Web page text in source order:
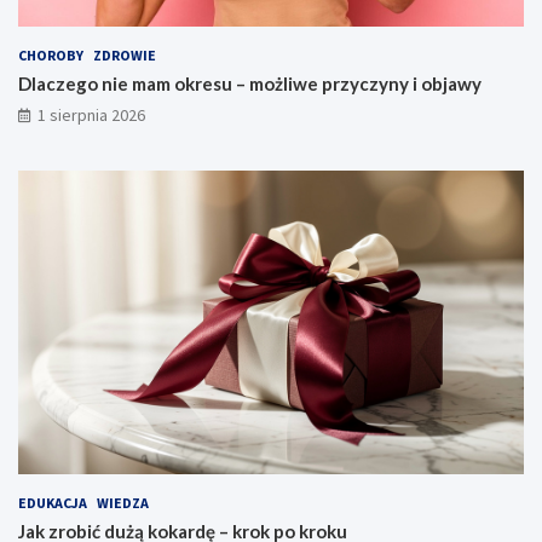
CHOROBY ZDROWIE
Dlaczego nie mam okresu – możliwe przyczyny i objawy
1 sierpnia 2026
EDUKACJA WIEDZA
Jak zrobić dużą kokardę – krok po kroku